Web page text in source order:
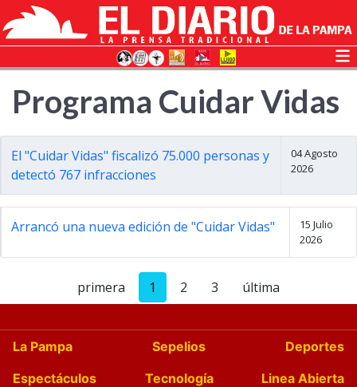
Programa Cuidar Vidas
El "Cuidar Vidas" fiscalizó 75.000 personas y
detectó 767 infracciones
04 Agosto
2026
Arrancó una nueva edición de "Cuidar Vidas"
15 Julio
2026
primera 1 2 3 última
La Pampa Sepelios
Deportes
Espectáculos
Tecnología
Linea Abierta